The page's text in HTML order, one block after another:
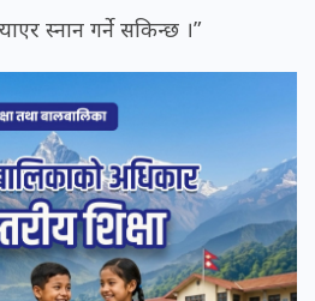
स्नान गर्ने सकिन्छ ।”